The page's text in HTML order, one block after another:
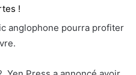
!
anglophone pourra profiter